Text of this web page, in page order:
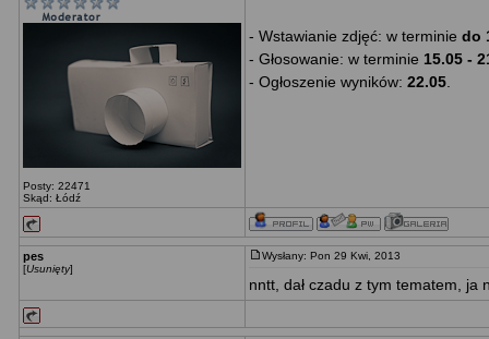
Posty: 22471
Skąd: Łódź
- Wstawianie zdjęć: w terminie do
- Głosowanie: w terminie 15.05 -
- Ogłoszenie wyników: 22.05
pes
[Usunięty]
Wysłany: Pon 29 Kwi, 2013
nntt, dał czadu z tym tematem, ja